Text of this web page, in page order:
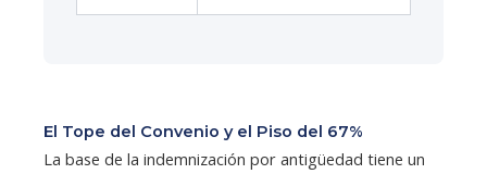
El Tope del Convenio y el Piso del 67%
La base de la indemnización por antigüedad tiene un